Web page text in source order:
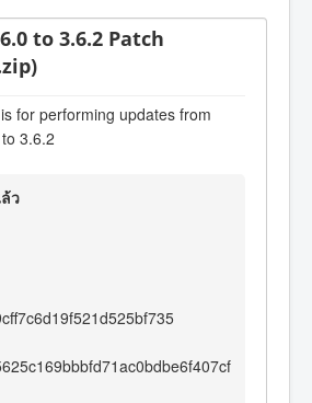
to 3.6.2 Patch
for performing updates from
3.6.2
ว